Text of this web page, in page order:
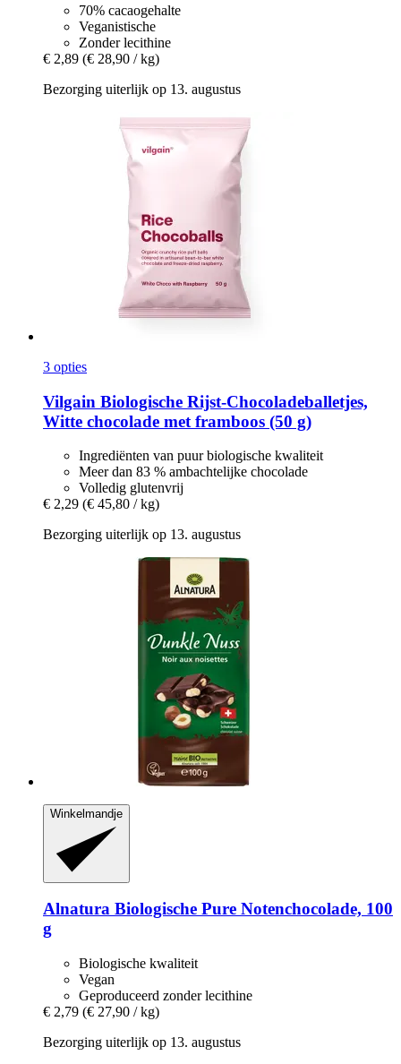
70% cacaogehalte
Veganistische
Zonder lecithine
€ 2,89 (€ 28,90 / kg)
Bezorging uiterlijk op 13. augustus
3 opties
Vilgain Biologische Rijst-​Chocoladeballetjes,
Witte chocolade met framboos (50 g)
Ingrediënten van puur biologische kwaliteit
Meer dan 83 % ambachtelijke chocolade
Volledig glutenvrij
€ 2,29 (€ 45,80 / kg)
Bezorging uiterlijk op 13. augustus
Winkelmandje
Alnatura Biologische Pure Notenchocolade, 100
g
Biologische kwaliteit
Vegan
Geproduceerd zonder lecithine
€ 2,79 (€ 27,90 / kg)
Bezorging uiterlijk op 13. augustus